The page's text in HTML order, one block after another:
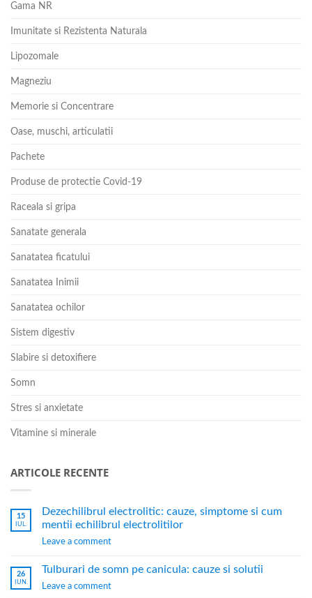
Gama NR
Imunitate si Rezistenta Naturala
Lipozomale
Magneziu
Memorie si Concentrare
Oase, muschi, articulatii
Pachete
Produse de protectie Covid-19
Raceala si gripa
Sanatate generala
Sanatatea ficatului
Sanatatea Inimii
Sanatatea ochilor
Sistem digestiv
Slabire si detoxifiere
Somn
Stres si anxietate
Vitamine si minerale
ARTICOLE RECENTE
15
IUL.
Dezechilibrul electrolitic: cauze, simptome si cum
mentii echilibrul electrolitilor
Leave a comment
26
IUN.
Tulburari de somn pe canicula: cauze si solutii
Leave a comment